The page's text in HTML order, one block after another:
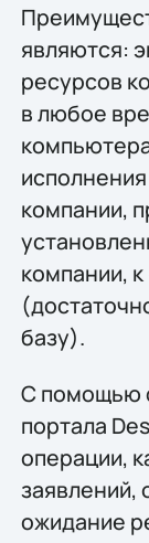
являются:
ресурсов
в любое
компании,
компании,
базу).
С помощью
портала
операции,
заявлений,
ожидание